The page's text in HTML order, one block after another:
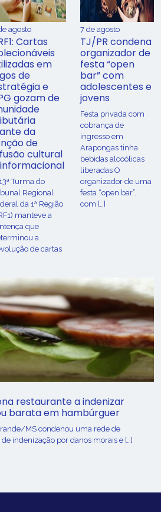
agosto
Cartas
em
de
e
gozam de
da
de
cultural
Turma do
Regional
da 1ª Região
manteve a
que
a
de cartas
7 de agosto
TJ/PR condena
organizador de
festa “open
bar” com
adolescentes e
jovens
Festa privada com
cobrança de
ingresso em
Arapongas tinha
bebidas alcoólicas
liberadas O
organizador de uma
festa “open bar”,
com […]
restaurante a indenizar
barata em hambúrguer
MS condenou uma rede de
indenização por danos morais e […]